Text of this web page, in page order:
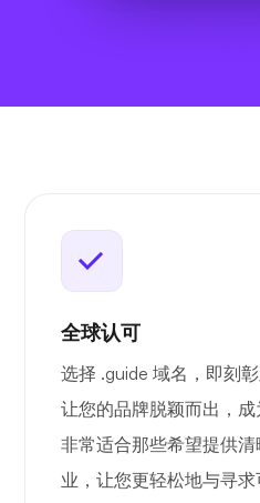
全球认可
选择 .guide 域名，即刻
让您的品牌脱颖而出，
非常适合那些希望提供
业，让您更轻松地与寻